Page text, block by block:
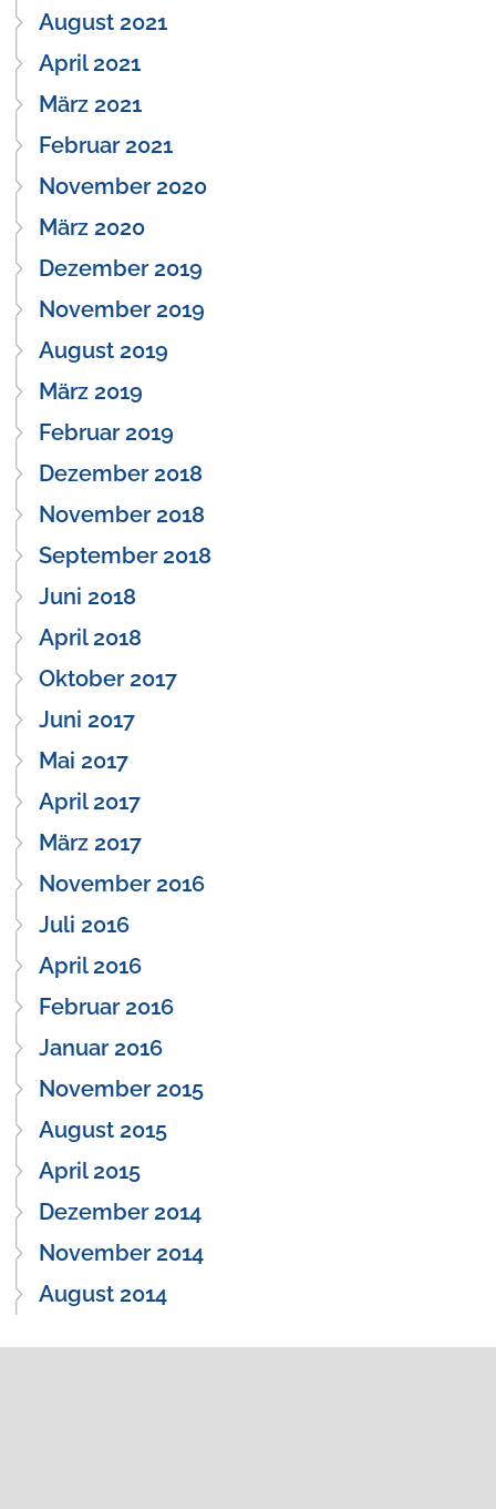
August 2021
April 2021
März 2021
Februar 2021
November 2020
März 2020
Dezember 2019
November 2019
August 2019
März 2019
Februar 2019
Dezember 2018
November 2018
September 2018
Juni 2018
April 2018
Oktober 2017
Juni 2017
Mai 2017
April 2017
März 2017
November 2016
Juli 2016
April 2016
Februar 2016
Januar 2016
November 2015
August 2015
April 2015
Dezember 2014
November 2014
August 2014